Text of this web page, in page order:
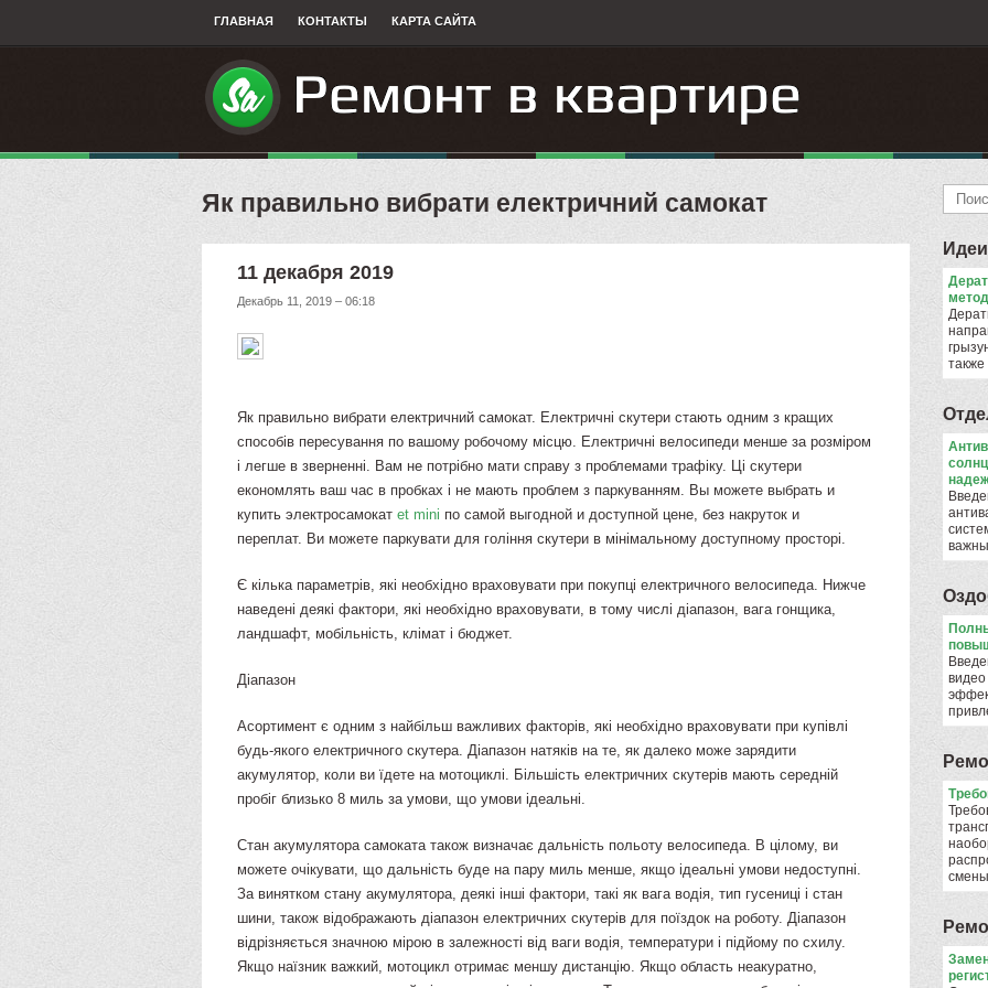
ГЛАВНАЯ КОНТАКТЫ КАРТА САЙТА
​Як правильно вибрати електричний самокат
11 декабря 2019
Декабрь 11, 2019 – 06:18
Як правильно вибрати електричний самокат. Електричні скутери стають одним з кращих
способів пересування по вашому робочому місцю. Електричні велосипеди менше за розміром
і легше в зверненні. Вам не потрібно мати справу з проблемами трафіку. Ці скутери
економлять ваш час в пробках і не мають проблем з паркуванням. Вы можете выбрать и
купить электросамокатet mini по самой выгодной и доступной цене, без накруток и
переплат. Ви можете паркувати для гоління скутери в мінімальному доступному просторі.
Є кілька параметрів, які необхідно враховувати при покупці електричного велосипеда. Нижче
наведені деякі фактори, які необхідно враховувати, в тому числі діапазон, вага гонщика,
ландшафт, мобільність, клімат і бюджет.
Діапазон
Асортимент є одним з найбільш важливих факторів, які необхідно враховувати при купівлі
будь-якого електричного скутера. Діапазон натяків на те, як далеко може зарядити
акумулятор, коли ви їдете на мотоциклі. Більшість електричних скутерів мають середній
пробіг близько 8 миль за умови, що умови ідеальні.
Стан акумулятора самоката також визначає дальність польоту велосипеда. В цілому, ви
можете очікувати, що дальність буде на пару миль менше, якщо ідеальні умови недоступні.
За винятком стану акумулятора, деякі інші фактори, такі як вага водія, тип гусениці і стан
шини, також відображають діапазон електричних скутерів для поїздок на роботу. Діапазон
відрізняється значною мірою в залежності від ваги водія, температури і підйому по схилу.
Якщо наїзник важкий, мотоцикл отримає меншу дистанцію. Якщо область неакуратно,